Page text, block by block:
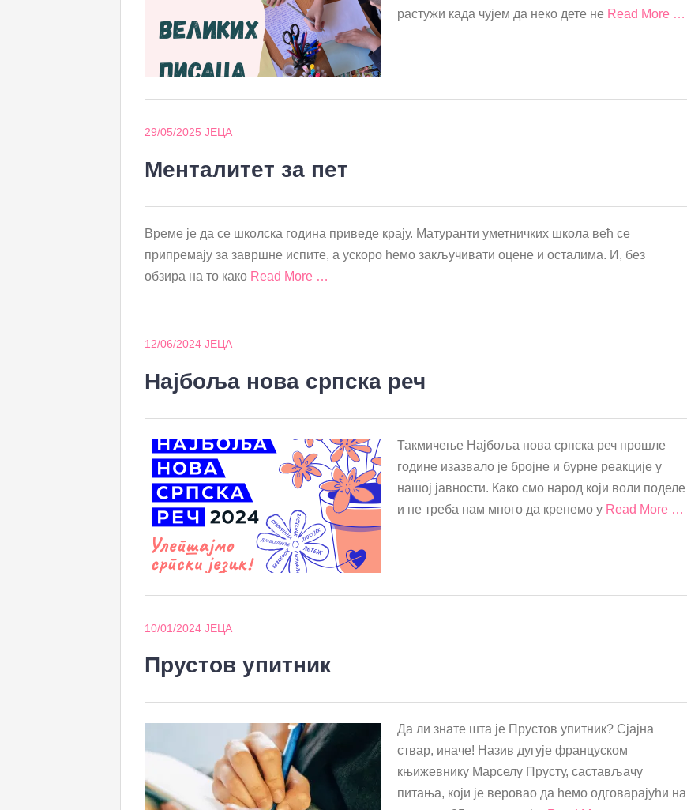
растужи када чујем да неко дете не Read More …
29/05/2025 ЈЕЦА
Менталитет за пет
Време је да се школска година приведе крају. Матуранти уметничких школа већ се
припремају за завршне испите, а ускоро ћемо закључивати оцене и осталима. И, без
обзира на то како Read More …
12/06/2024 ЈЕЦА
Најбоља нова српска реч
Такмичење Најбоља нова српска реч прошле
године изазвало је бројне и бурне реакције у
нашој јавности. Како смо народ који воли поделе
и не треба нам много да кренемо у Read More …
10/01/2024 ЈЕЦА
Прустов упитник
Да ли знате шта је Прустов упитник? Сјајна
ствар, иначе! Назив дугује француском
књижевнику Марселу Прусту, састављачу
питања, који је веровао да ћемо одговарајући на